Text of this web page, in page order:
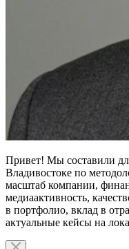
Привет! Мы составили
Владивостоке по
масштаб компании,
медиаактивность,
в портфолио, вклад в
актуальные кейсы на